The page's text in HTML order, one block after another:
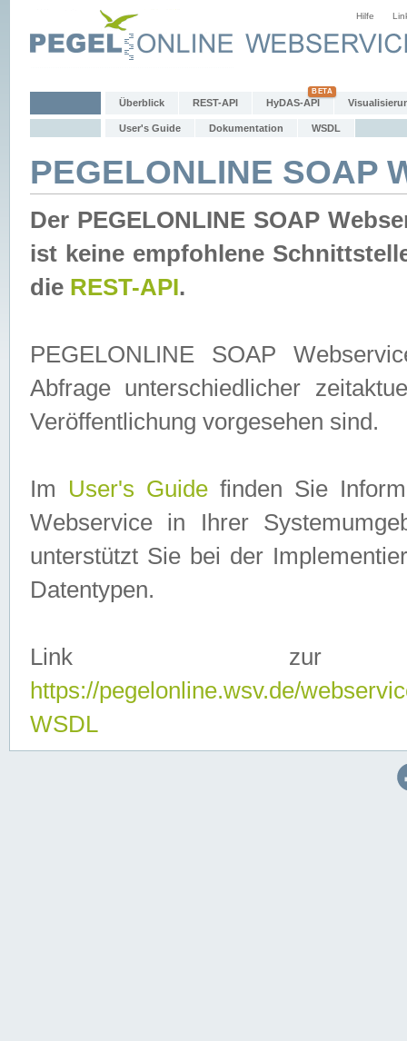
Hilfe
Überblick REST-API HyDAS-API
User's Guide Dokumentation WSDL
PEGELONLINE SOAP
Der PEGELONLINE SOAP
ist keine empfohlene
die REST-API.
PEGELONLINE SOAP
Abfrage unterschiedlicher
Veröffentlichung vorgesehen sind.
Im User's Guidefinden Sie
Webservice in Ihrer
unterstützt Sie bei der
Datentypen.
Link zur
https://pegelonline.wsv.de/
WSDL